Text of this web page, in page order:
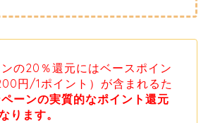
の20％還元にはベースポイン
円/1ポイント）が含まれるた
ーンの実質的なポイント還元
ります。